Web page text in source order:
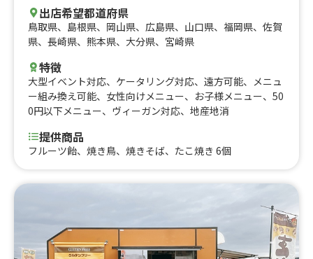
出店希望都道府県
鳥取県、 島根県、 岡山県、 広島県、 山口県、 福岡県、 佐賀
県、 長崎県、 熊本県、 大分県、 宮崎県
特徴
大型イベント対応、 ケータリング対応、 遠方可能、 メニュ
ー組み換え可能、 女性向けメニュー、 お子様メニュー、 50
0円以下メニュー、 ヴィーガン対応、 地産地消
提供商品
フルーツ飴、焼き鳥、焼きそば、たこ焼き 6個